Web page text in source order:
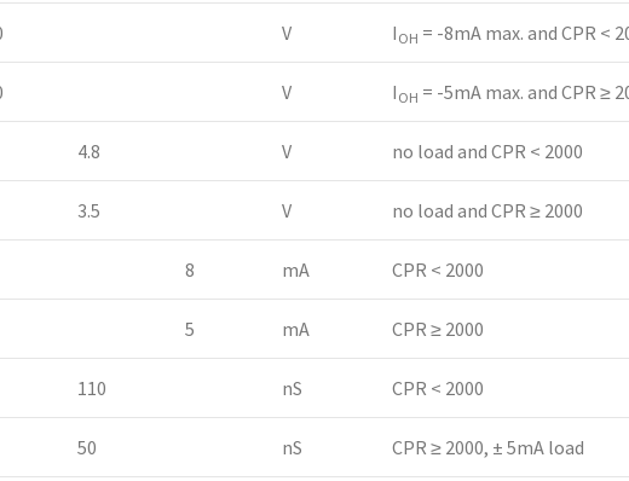
V I OH = -8mA max. and CPR <
V I OH = -5mA max. and CPR ≥
4.8 V no load and CPR < 2000
3.5 V no load and CPR ≥ 2000
8 mA CPR < 2000
5 mA CPR ≥ 2000
110 nS CPR < 2000
50 nS CPR ≥ 2000, ± 5mA load